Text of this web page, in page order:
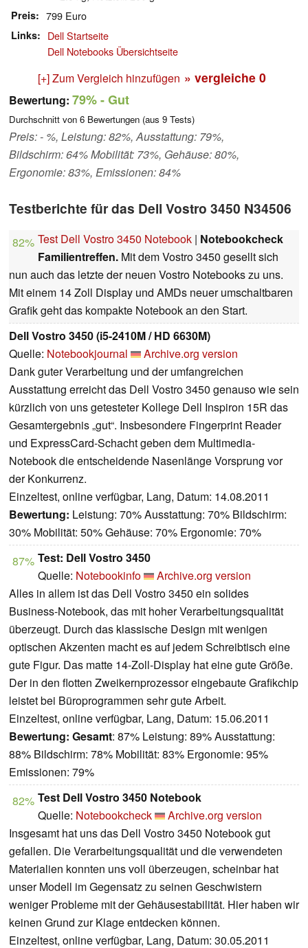
Preis 799 Euro
Links
Dell Startseite
Dell Notebooks Übersichtseite
[+] Zum Vergleich hinzufügen » vergleiche 0
Bewertung: 79%- Gut
Durchschnitt von 6 Bewertungen (aus 9 Tests)
Preis: - %, Leistung: 82%, Ausstattung: 79%,
Bildschirm: 64% Mobilität: 73%, Gehäuse: 80%,
Ergonomie: 83%, Emissionen: 84%
Testberichte für das Dell Vostro 3450 N34506
82% Test Dell Vostro 3450 Notebook | Notebookcheck
Familientreffen. Mit dem Vostro 3450 gesellt sich
nun auch das letzte der neuen Vostro Notebooks zu uns.
Mit einem 14 Zoll Display und AMDs neuer umschaltbaren
Grafik geht das kompakte Notebook an den Start.
Dell Vostro 3450 (i5-2410M / HD 6630M)
Quelle: Notebookjournal
Archive.org version
Dank guter Verarbeitung und der umfangreichen
Ausstattung erreicht das Dell Vostro 3450 genauso wie sein
kürzlich von uns getesteter Kollege Dell Inspiron 15R das
Gesamtergebnis „gut“. Insbesondere Fingerprint Reader
und ExpressCard-Schacht geben dem Multimedia-
Notebook die entscheidende Nasenlänge Vorsprung vor
der Konkurrenz.
Einzeltest, online verfügbar, Lang, Datum: 14.08.2011
Bewertung: Leistung: 70% Ausstattung: 70% Bildschirm:
30% Mobilität: 50% Gehäuse: 70% Ergonomie: 70%
87% Test: Dell Vostro 3450
Quelle: Notebookinfo
Archive.org version
Alles in allem ist das Dell Vostro 3450 ein solides
Business-Notebook, das mit hoher Verarbeitungsqualität
überzeugt. Durch das klassische Design mit wenigen
optischen Akzenten macht es auf jedem Schreibtisch eine
gute Figur. Das matte 14-Zoll-Display hat eine gute Größe.
Der in den flotten Zweikernprozessor eingebaute Grafikchip
leistet bei Büroprogrammen sehr gute Arbeit.
Einzeltest, online verfügbar, Lang, Datum: 15.06.2011
Bewertung: Gesamt: 87% Leistung: 89% Ausstattung:
88% Bildschirm: 78% Mobilität: 83% Ergonomie: 95%
Emissionen: 79%
82% Test Dell Vostro 3450 Notebook
Quelle: Notebookcheck
Archive.org version
Insgesamt hat uns das Dell Vostro 3450 Notebook gut
gefallen. Die Verarbeitungsqualität und die verwendeten
Materialien konnten uns voll überzeugen, scheinbar hat
unser Modell im Gegensatz zu seinen Geschwistern
weniger Probleme mit der Gehäusestabilität. Hier haben wir
keinen Grund zur Klage entdecken können.
Einzeltest, online verfügbar, Lang, Datum: 30.05.2011